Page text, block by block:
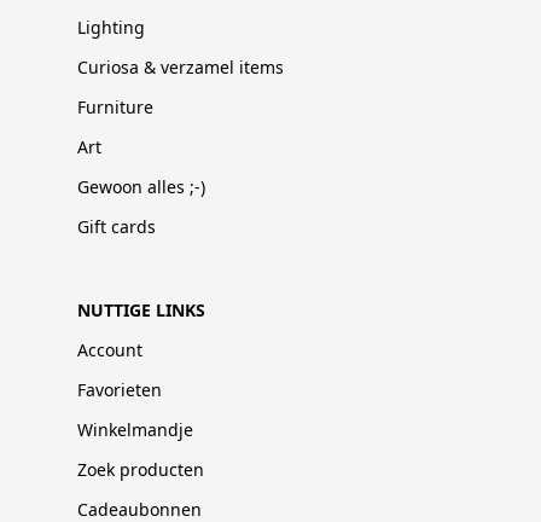
Lighting
Curiosa & verzamel items
Furniture
Art
Gewoon alles ;-)
Gift cards
NUTTIGE LINKS
Account
Favorieten
Winkelmandje
Zoek producten
Cadeaubonnen